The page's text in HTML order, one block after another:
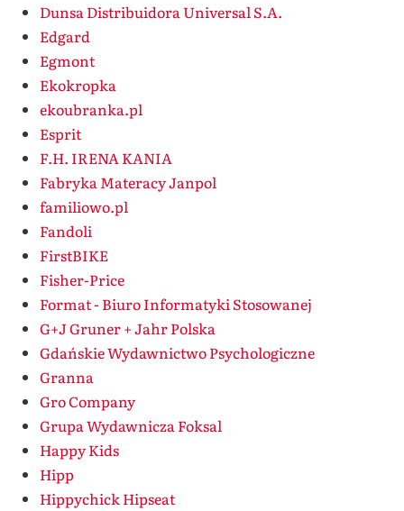
Dunsa Distribuidora Universal S.A.
Edgard
Egmont
Ekokropka
ekoubranka.pl
Esprit
F.H. IRENA KANIA
Fabryka Materacy Janpol
familiowo.pl
Fandoli
FirstBIKE
Fisher-Price
Format - Biuro Informatyki Stosowanej
G+J Gruner + Jahr Polska
Gdańskie Wydawnictwo Psychologiczne
Granna
Gro Company
Grupa Wydawnicza Foksal
Happy Kids
Hipp
Hippychick Hipseat